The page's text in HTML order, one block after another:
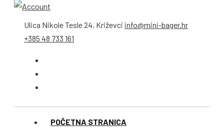
Ulica Nikole Tesle 24, Križevci info@mini-bager.hr
+385 48 733 161
POČETNA STRANICA